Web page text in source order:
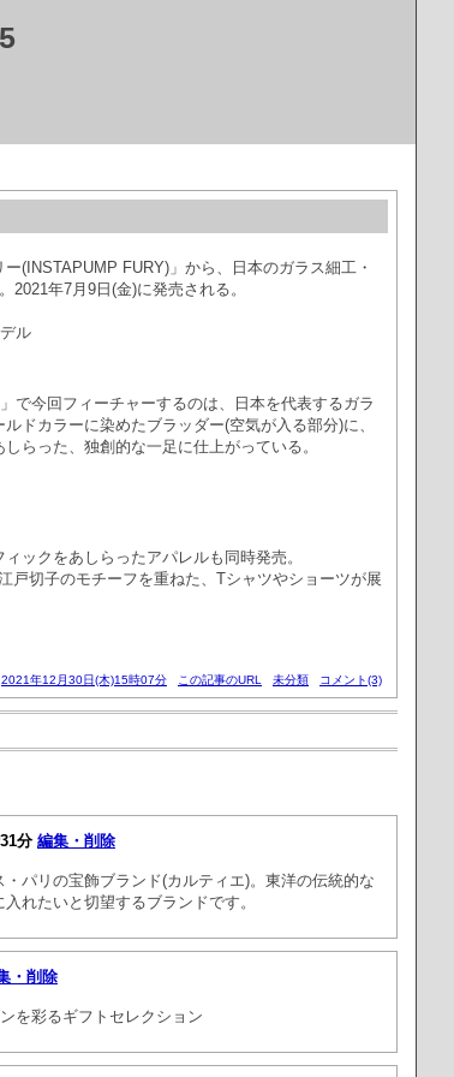
(INSTAPUMP FURY)」から、日本のガラス細工・
年7月9日(金)に発売される。
ル
で今回フィーチャーするのは、日本を代表するガラ
ドカラーに染めたブラッダー(空気が入る部分)に、
らった、独創的な一足に仕上がっている。
ックをあしらったアパレルも同時発売。
戸切子のモチーフを重ねた、Tシャツやショーツが展
2021年12月30日(木)15時07分 この記事のURL 未分類 コメント(3)
分 編集・削除
パリの宝飾ブランド(カルティエ)。東洋の伝統的な
れたいと切望するブランドです。
・削除
を彩るギフトセレクション